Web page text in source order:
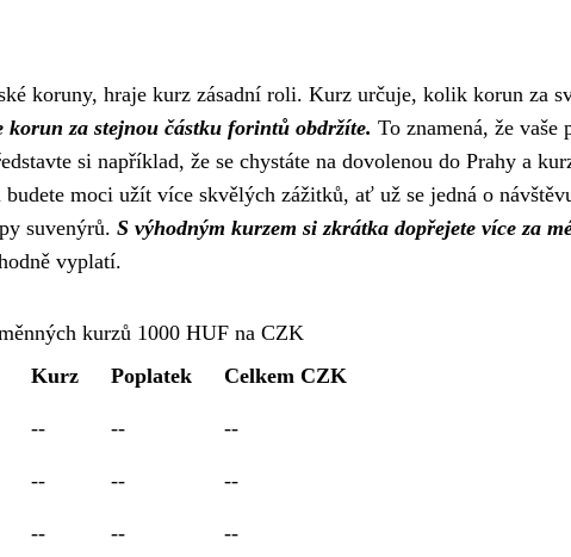
koruny, hraje kurz zásadní roli. Kurz určuje, kolik korun za
za stejnou částku forintů obdržíte. To znamená, že vaše
si například, že se chystáte na dovolenou do Prahy a
moci užít více skvělých zážitků, ať už se jedná o
suvenýrů. S výhodným kurzem si zkrátka dopřejete více za
vyplatí.
kurzů 1000 HUF na CZK
Kurz Poplatek Celkem CZK
-- -- --
-- -- --
-- -- --